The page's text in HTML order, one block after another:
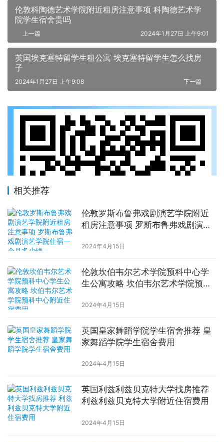
伦敦科陶德艺术学院附近租房注意事项 科陶德艺术学
院学生宿舍贵吗
上一篇 2024年1月27日 上午9:01
英国埃克塞特留学生租公寓 埃克塞特留学生怎么找房
子
下一篇
2024年1月27日 上午9:08
相关推荐
伦敦罗斯布鲁弗戏剧演艺学院附近
租房注意事项 罗斯布鲁弗戏剧演艺
2024年4月15日
伦敦坎伯韦尔艺术学院预科中心学
生公寓攻略 坎伯韦尔艺术学院预科
2024年4月15日
英国皇家舞蹈学院学生宿舍推荐 皇
家舞蹈学院学生宿舍费用
2024年4月15日
英国利兹利兹贝克特大学找房推荐
利兹利兹贝克特大学附近住宿费用
2024年4月15日